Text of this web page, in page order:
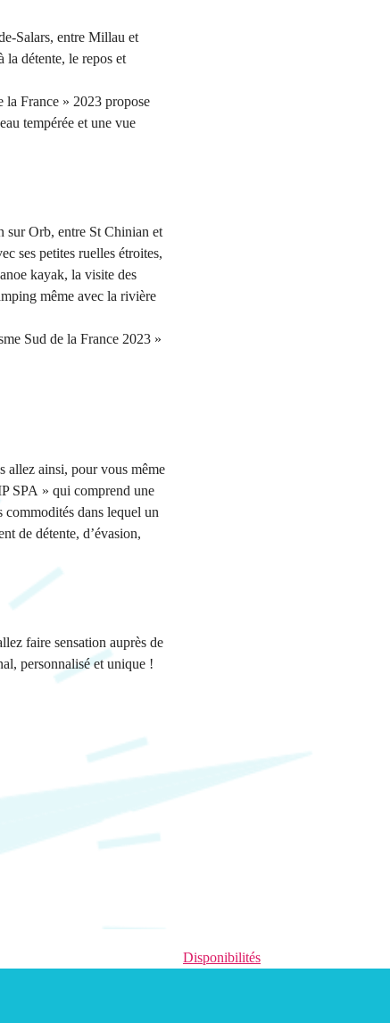
Salars, entre Millau et
la détente, le repos et
France » 2023 propose
tempérée et une vue
sur Orb, entre St Chinian et
ses petites ruelles étroites,
kayak, la visite des
même avec la rivière
Sud de la France 2023 »
allez ainsi, pour vous même
SPA » qui comprend une
dans lequel un
de détente, d’évasion,
faire sensation auprès de
personnalisé et unique !
Disponibilités